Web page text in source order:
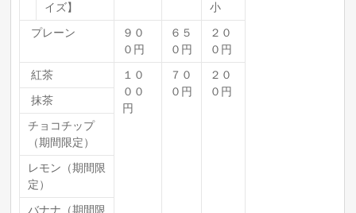
イズ】
小
プレーン
９０
０円
６５
０円
２０
０円
紅茶
１０
００
円
７０
０円
２０
０円
抹茶
チョコチップ
（期間限定）
レモン（期間限
定）
バナナ（期間限